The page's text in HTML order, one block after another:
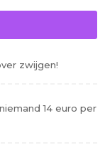
zwijgen!
14 euro per